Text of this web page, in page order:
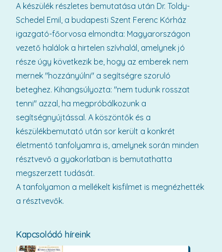
Kapcsolódó híreink
A készülék részletes bemutatása után Dr. Toldy-
Schedel Emil, a budapesti Szent Ferenc Kórház
igazgató-főorvosa elmondta: Magyarországon
vezető halálok a hirtelen szívhalál, amelynek jó
része úgy következik be, hogy az emberek nem
mernek "hozzányúlni" a segítségre szoruló
beteghez. Kihangsúlyozta: "nem tudunk rosszat
tenni" azzal, ha megpróbálkozunk a
segítségnyújtással. A köszöntők és a
készülékbemutató után sor került a konkrét
életmentő tanfolyamra is, amelynek során minden
résztvevő a gyakorlatban is bemutathatta
megszerzett tudását.
A tanfolyamon a mellékelt kisfilmet is megnézhették
a résztvevők.